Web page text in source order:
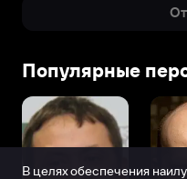
Популярные
В целях обеспечения